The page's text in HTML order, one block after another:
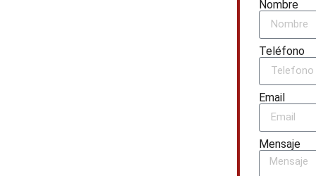
Nombre
Teléfono
Email
Mensaje